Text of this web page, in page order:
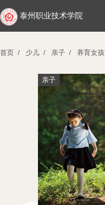
泰州职业技术学院
首页 / 少儿 / 亲子 / 养育女孩
亲子